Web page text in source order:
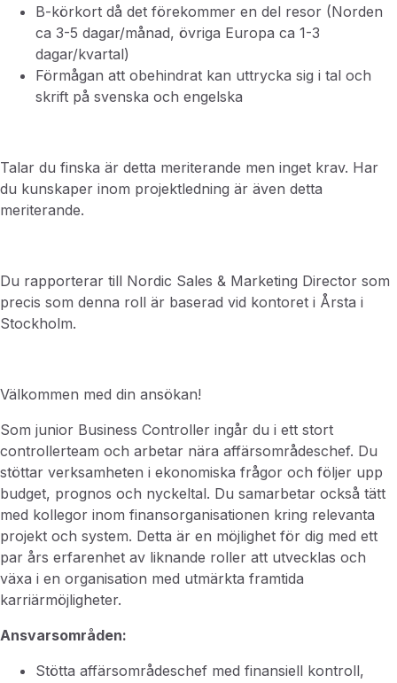
B-körkort då det förekommer en del resor (Norden
ca 3-5 dagar/månad, övriga Europa ca 1-3
dagar/kvartal)
Förmågan att obehindrat kan uttrycka sig i tal och
skrift på svenska och engelska
Talar du finska är detta meriterande men inget krav. Har
du kunskaper inom projektledning är även detta
meriterande.
Du rapporterar till Nordic Sales & Marketing Director som
precis som denna roll är baserad vid kontoret i Årsta i
Stockholm.
Välkommen med din ansökan!
Som junior Business Controller ingår du i ett stort
controllerteam och arbetar nära affärsområdeschef. Du
stöttar verksamheten i ekonomiska frågor och följer upp
budget, prognos och nyckeltal. Du samarbetar också tätt
med kollegor inom finansorganisationen kring relevanta
projekt och system. Detta är en möjlighet för dig med ett
par års erfarenhet av liknande roller att utvecklas och
växa i en organisation med utmärkta framtida
karriärmöjligheter.
Ansvarsområden:
Stötta affärsområdeschef med finansiell kontroll,